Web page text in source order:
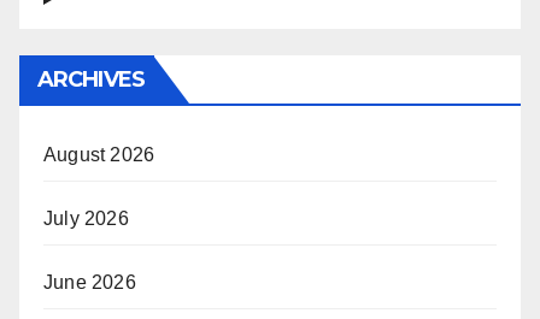
ARCHIVES
August 2026
July 2026
June 2026